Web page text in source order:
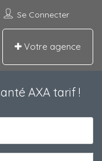
Se Connecter
Votre agence
AXA tarif!